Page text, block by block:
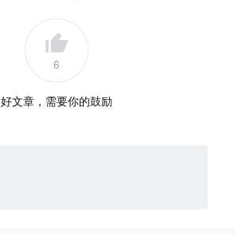
6
好文章，需要你的鼓励